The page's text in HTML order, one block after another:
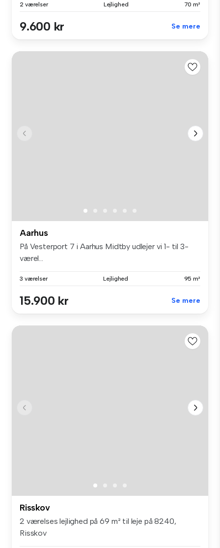
2 værelser Lejlighed 70 m²
9.600 kr Se mere
Aarhus
På Vesterport 7 i Aarhus Midtby udlejer vi 1- til 3-
værel...
3 værelser Lejlighed 95 m²
15.900 kr Se mere
Risskov
2 værelses lejlighed på 69 m² til leje på 8240,
Risskov